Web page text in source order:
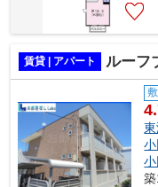
賃貸 | アパート ルーフ